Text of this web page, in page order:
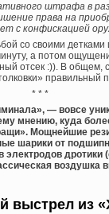
штрафа в
права на
с конфискацией
со своими
а потом
отсек :)). В общем,
* * *
— вовсе
мнению, куда
Мощнейшие
шарики от
электродов дротики
воздушка
выстрел из